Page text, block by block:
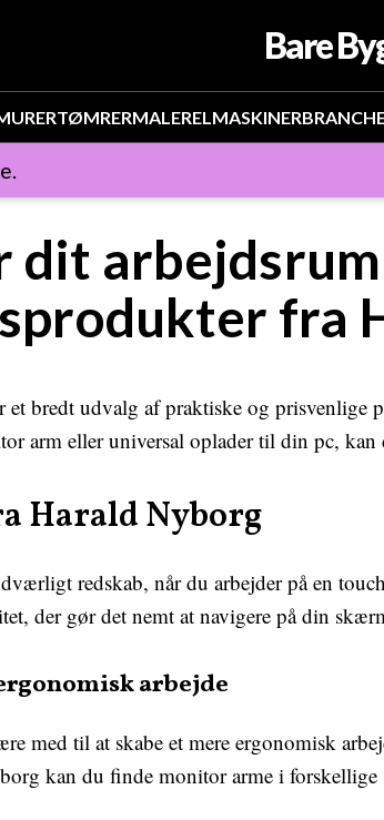
Bare
TØMRERMALERELMASKINER
dit arbejdsrum
fra
bredt udvalg af praktiske og prisvenlige
arm eller universal oplader til din pc,
Harald Nyborg
redskab, når du arbejder på en
der gør det nemt at navigere på din
arbejde
med til at skabe et mere ergonomisk
kan du finde monitor arme i forskellige